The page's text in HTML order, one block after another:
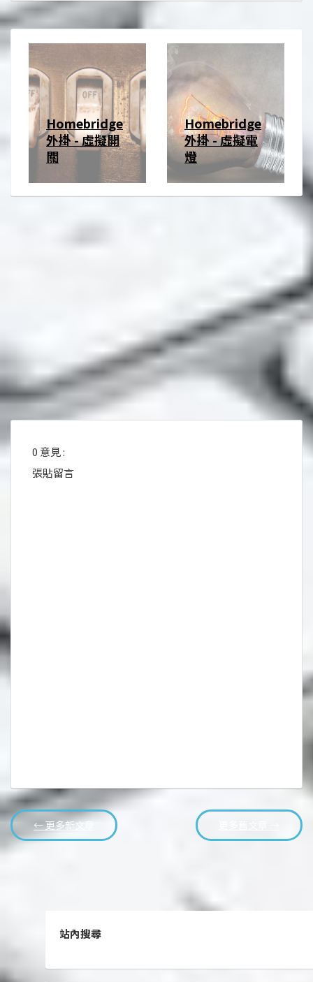
Homebridge
外掛 - 虛擬開
關
Homebridge
外掛 - 虛擬電
燈
0 意見 :
張貼留言
← 更多新文章
站內搜尋